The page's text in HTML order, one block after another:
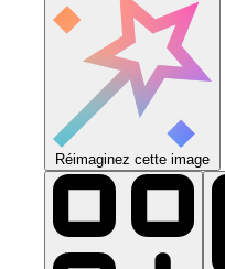
Réimaginez cette image